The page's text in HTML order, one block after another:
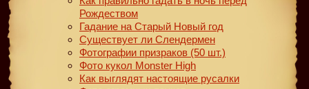
Рождеством
Гадание на Старый Новый год
Существует ли Слендермен
Фотографии призраков (50 шт.)
Фото кукол Monster High
Как выглядят настоящие русалки